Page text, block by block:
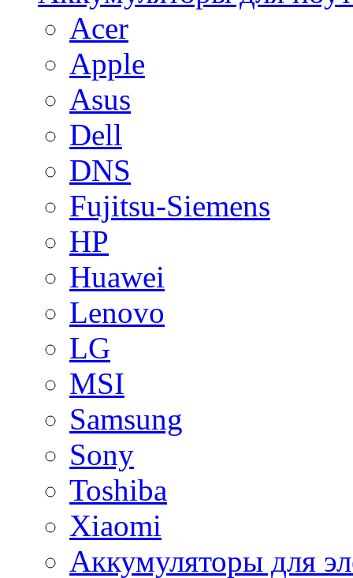
Acer
Apple
Asus
Dell
DNS
Fujitsu-Siemens
HP
Huawei
Lenovo
LG
MSI
Samsung
Sony
Toshiba
Xiaomi
Аккумуляторы для